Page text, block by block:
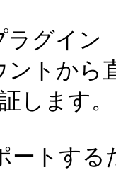
グイン
トから
します。
ートす